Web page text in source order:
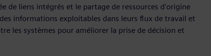
de liens intégrés et le partage de ressources d'origine
informations exploitables dans leurs flux de travail et
les systèmes pour améliorer la prise de décision et